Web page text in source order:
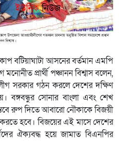
বটিয়াঘাটা আসনের বর্তমান এমপি
প্রার্থী পঞ্চানন বিশ্বাস বলেন,
সরকার গঠন করলে দেশের দক্ষিণ
বঙ্গবন্ধুর সোনার বাংলা এবং শেখ
রুপ দিতে আবারো নৌকাকে বিজয়ী
হবে। বিজয়ের এই মাসে দেশের
ঐক্যবদ্ধ হয়ে জামাত বিএনপির